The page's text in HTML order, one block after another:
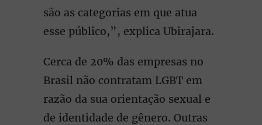
são as categorias em que atua
esse público,”, explica Ubirajara.
Cerca de 20% das empresas no
Brasil não contratam LGBT em
razão da sua orientação sexual e
de identidade de gênero. Outras